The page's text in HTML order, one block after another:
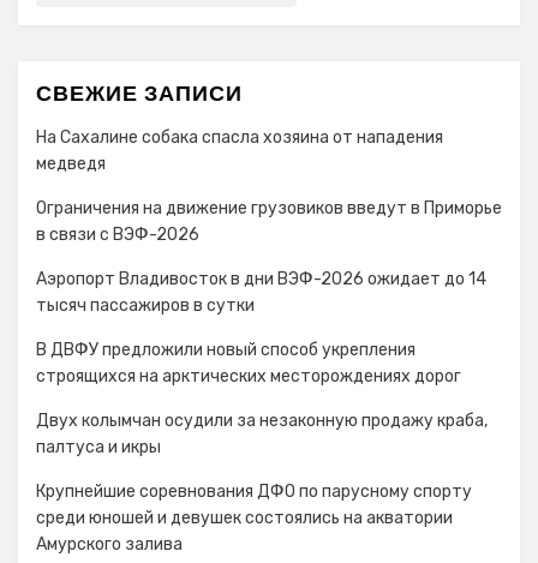
СВЕЖИЕ ЗАПИСИ
На Сахалине собака спасла хозяина от нападения
медведя
Ограничения на движение грузовиков введут в Приморье
в связи с ВЭФ-2026
Аэропорт Владивосток в дни ВЭФ-2026 ожидает до 14
тысяч пассажиров в сутки
В ДВФУ предложили новый способ укрепления
строящихся на арктических месторождениях дорог
Двух колымчан осудили за незаконную продажу краба,
палтуса и икры
Крупнейшие соревнования ДФО по парусному спорту
среди юношей и девушек состоялись на акватории
Амурского залива